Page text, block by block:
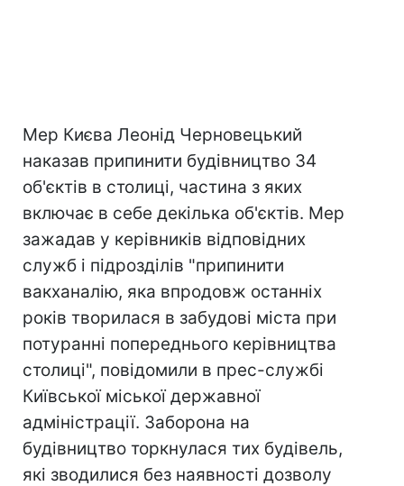
Мер Києва Леонід Черновецький
наказав припинити будівництво 34
об'єктів в столиці, частина з яких
включає в себе декілька об'єктів. Мер
зажадав у керівників відповідних
служб і підрозділів "припинити
вакханалію, яка впродовж останніх
років творилася в забудові міста при
потуранні попереднього керівництва
столиці", повідомили в прес-службі
Київської міської державної
адміністрації. Заборона на
будівництво торкнулася тих будівель,
які зводилися без наявності дозволу